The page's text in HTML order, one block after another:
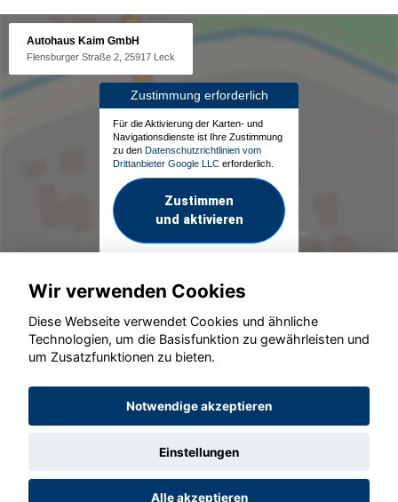
Autohaus Kaim GmbH
Flensburger Straße 2, 25917 Leck
Zustimmung erforderlich
Für die Aktivierung der Karten- und
Navigationsdienste ist Ihre Zustimmung
zu den Datenschutzrichtlinien vom
Drittanbieter Google LLC erforderlich.
Zustimmen
und aktivieren
© konjunkturmotor.de GmbH 2020 - 2026
Wir verwenden Cookies
Diese Webseite verwendet Cookies und ähnliche
Technologien, um die Basisfunktion zu gewährleisten und
um Zusatzfunktionen zu bieten.
Notwendige akzeptieren
Einstellungen
Alle akzeptieren